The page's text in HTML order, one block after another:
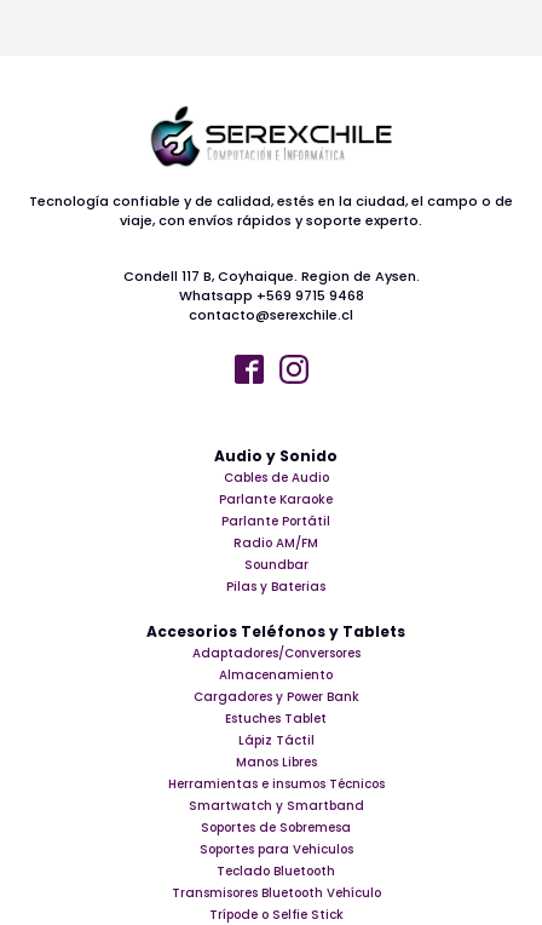
Audio y Sonido
Cables de Audio
Parlante Karaoke
Parlante Portátil
Radio AM/FM
Soundbar
Pilas y Baterias
Accesorios Teléfonos y Tablets
Adaptadores/Conversores
Almacenamiento
Cargadores y Power Bank
Estuches Tablet
Lápiz Táctil
Manos Libres
Herramientas e insumos Técnicos
Smartwatch y Smartband
Soportes de Sobremesa
Soportes para Vehiculos
Teclado Bluetooth
Transmisores Bluetooth Vehículo
Trípode o Selfie Stick
Tecnología confiable y de calidad, estés en la ciudad, el campo o de
viaje, con envíos rápidos y soporte experto.
Condell 117 B, Coyhaique. Region de Aysen.
Whatsapp +569 9715 9468
contacto@serexchile.cl